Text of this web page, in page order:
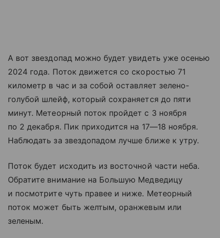
А вот звездопад можно будет увидеть уже осенью
2024 года. Поток движется со скоростью 71
километр в час и за собой оставляет зелено-
голубой шлейф, который сохраняется до пяти
минут. Метеорный поток пройдет с 3 ноября
по 2 декабря. Пик приходится на 17—18 ноября.
Наблюдать за звездопадом лучше ближе к утру.
Поток будет исходить из восточной части неба.
Обратите внимание на Большую Медведицу
и посмотрите чуть правее и ниже. Метеорный
поток может быть желтым, оранжевым или
зеленым.